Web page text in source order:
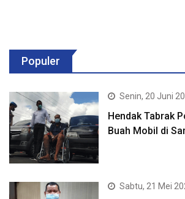
Populer
Senin, 20 Juni
Hendak Tabrak
Buah Mobil di
Sabtu, 21 Mei